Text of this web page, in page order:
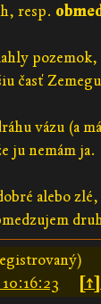
resp.
pozemok,
časť
vázu (a
ju nemám ja.
alebo
[↑]